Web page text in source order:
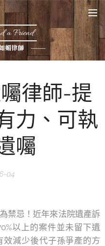
a Friend
媚律師
律師-提
力、可執
囑
04
禁忌！近年來法院遺產訴
以上的案件並未留下遺
減少後代子孫爭產的方